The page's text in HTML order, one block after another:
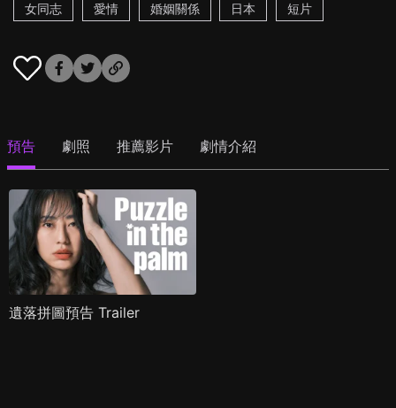
女同志
愛情 婚姻關係 日本 短片
預告 劇照 推薦影片 劇情介紹
遺落拼圖預告 Trailer